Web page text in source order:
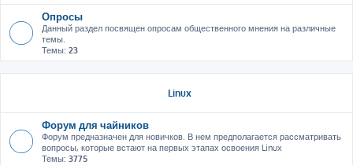
Опросы
Данный раздел посвящен опросам общественного мнения на различные
темы.
Темы: 23
Linux
Форум для чайников
Форум предназначен для новичков. В нем предполагается рассматривать
вопросы, которые встают на первых этапах освоения Linux
Темы: 3775